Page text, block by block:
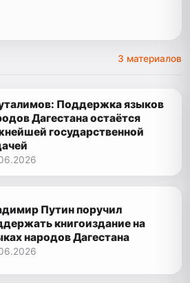
3 материалов
Поддержка языков
Дагестана остаётся
государственной
Путин поручил
книгоиздание на
народов Дагестана